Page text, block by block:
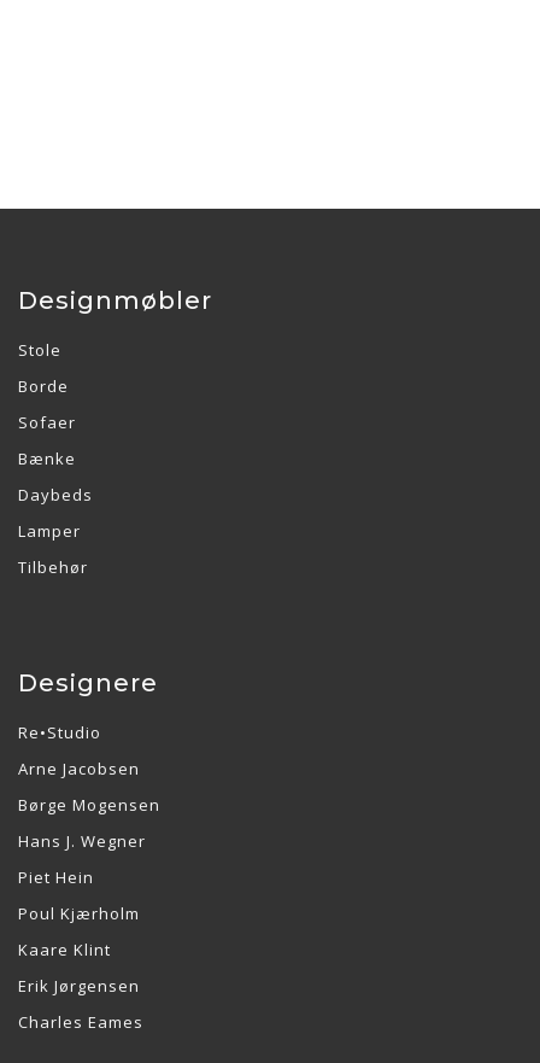
Designmøbler
Stole
Borde
Sofaer
Bænke
Daybeds
Lamper
Tilbehør
Designere
Re•Studio
Arne Jacobsen
Børge Mogensen
Hans J. Wegner
Piet Hein
Poul Kjærholm
Kaare Klint
Erik Jørgensen
Charles Eames